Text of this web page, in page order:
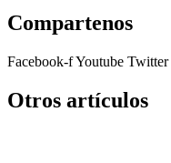
Compartenos
Facebook-fYoutube Twitter
Otros artículos